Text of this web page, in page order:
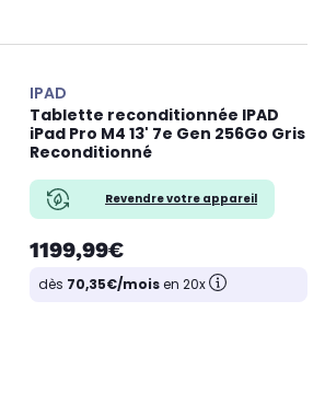
IPAD
Tablette reconditionnée IPAD
iPad Pro M4 13' 7e Gen 256Go Gris
Reconditionné
Revendre votre appareil
1199,99€
dès 70,35€/moisen 20x